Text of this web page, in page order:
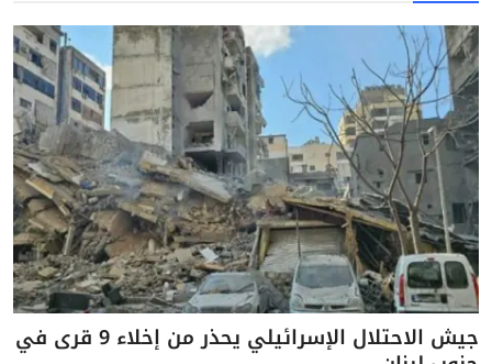
جيش الاحتلال الإسرائيلي يحذر من إخلاء 9 قرى في